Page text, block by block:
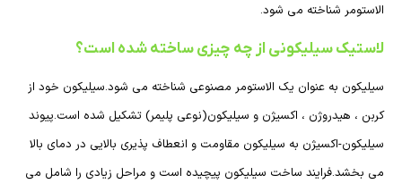
الاستومر شناخته می شود.
لاستیک سیلیکونی از چه چیزی ساخته شده است؟
سیلیکون به عنوان یک الاستومر مصنوعی شناخته می شود.سیلیکون خود از
کربن ، هیدروژن ، اکسیژن و سیلیکون(نوعی پلیمر) تشکیل شده است.پیوند
سیلیکون-اکسیژن به سیلیکون مقاومت و انعطاف پذیری بالایی در دمای بالا
می بخشد.فرایند ساخت سیلیکون پیچیده است و مراحل زیادی را شامل می